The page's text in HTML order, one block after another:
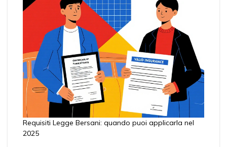
Requisiti Legge Bersani: quando puoi applicarla nel
2025